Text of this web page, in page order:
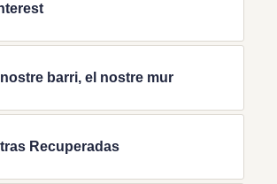
nostre barri, el nostre mur
Recuperadas